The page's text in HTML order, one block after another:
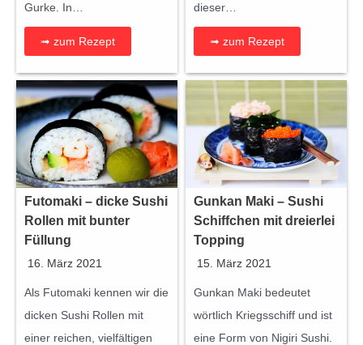
m
a
c
h
e
n
M
e
n
e
Gurke. In…
➟ zum Rezept
dieser…
➟ zum Rezept
Futomaki – dicke Sushi
Rollen mit bunter
Füllung
16. März 2021
Als Futomaki kennen wir die
dicken Sushi Rollen mit
einer reichen, vielfältigen
Gunkan Maki – Sushi
Schiffchen mit dreierlei
Topping
15. März 2021
Gunkan Maki bedeutet
wörtlich Kriegsschiff und ist
eine Form von Nigiri Sushi.